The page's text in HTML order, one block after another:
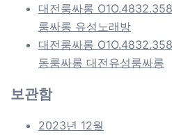
대전룸싸롱
룸싸롱 유성노래방
대전룸싸롱
동룸싸롱 대전유성룸싸롱
보관함
2023년 12월